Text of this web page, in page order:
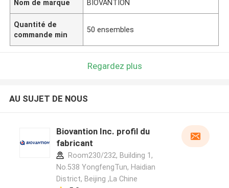
Nom de marque BIOVANTION
Quantité de
commande min
50 ensembles
Regardez plus
AU SUJET DE NOUS
Biovantion Inc. profil du
fabricant
Room230/232, Building 1,
No.538 YongfengTun, Haidian
District, Beijing ,La Chine